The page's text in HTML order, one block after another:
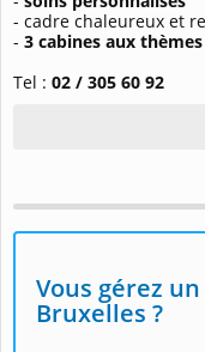
- cadre chaleureux et
- 3 cabines aux
Tel : 02 / 305 60 92
Vous gérez
Bruxelles ?